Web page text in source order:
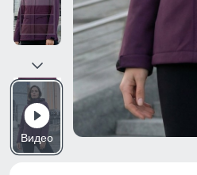
Видео